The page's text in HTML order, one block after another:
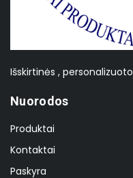
Išskirtinės ,
Nuorodos
Produktai
Kontaktai
Paskyra